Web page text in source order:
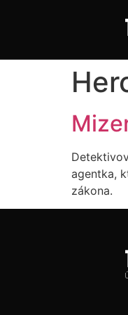
agentka,
zákona.